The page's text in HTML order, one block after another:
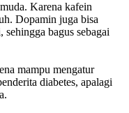
Karena kafein
Dopamin juga bisa
sehingga bagus sebagai
mampu mengatur
diabetes, apalagi